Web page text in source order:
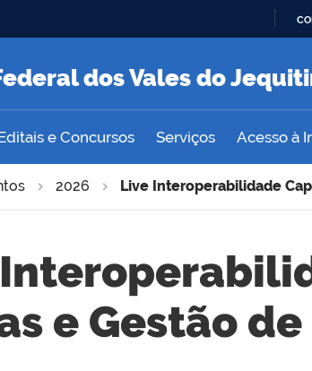
dos Vales do
e Concursos Serviços Acesso à
2026 Live Interoperabilidade
e Gestão